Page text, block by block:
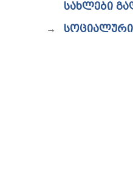
ᲡᲐᲮᲚᲔᲑᲘ
ᲡᲝᲪᲘᲐᲚᲣᲠᲘ